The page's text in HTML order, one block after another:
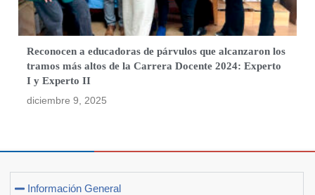
Reconocen a educadoras de párvulos que alcanzaron los
tramos más altos de la Carrera Docente 2024: Experto
I y Experto II
diciembre 9, 2025
Información General